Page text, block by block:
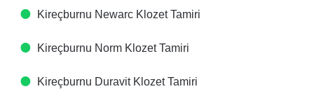
Kireçburnu Newarc Klozet Tamiri
Kireçburnu Norm Klozet Tamiri
Kireçburnu Duravit Klozet Tamiri